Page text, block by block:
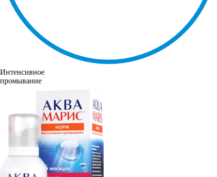
Интенсивное
промывание